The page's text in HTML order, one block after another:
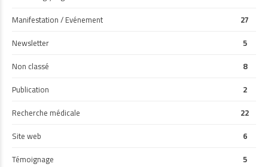
Manifestation / Evénement
27
Newsletter
5
Non classé
8
Publication
2
Recherche médicale
22
Site web
6
Témoignage
5